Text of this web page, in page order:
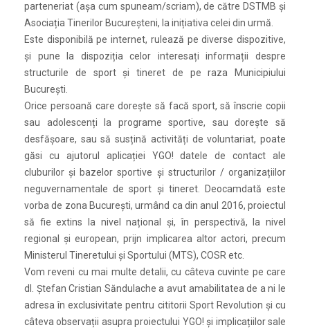
parteneriat (așa cum spuneam/scriam), de către DSTMB și
Asociația Tinerilor Bucureșteni, la inițiativa celei din urmă.
Este disponibilă pe internet, rulează pe diverse dispozitive,
și pune la dispoziția celor interesați informații despre
structurile de sport și tineret de pe raza Municipiului
București.
Orice persoană care dorește să facă sport, să înscrie copii
sau adolescenți la programe sportive, sau dorește să
desfășoare, sau să susțină activități de voluntariat, poate
găsi cu ajutorul aplicației YGO! datele de contact ale
cluburilor și bazelor sportive și structurilor / organizațiilor
neguvernamentale de sport și tineret. Deocamdată este
vorba de zona București, urmând ca din anul 2016, proiectul
să fie extins la nivel național și, în perspectivă, la nivel
regional și european, prijn implicarea altor actori, precum
Ministerul Tineretului și Sportului (MTS), COSR etc.
Vom reveni cu mai multe detalii, cu câteva cuvinte pe care
dl. Ștefan Cristian Săndulache a avut amabilitatea de a ni le
adresa în exclusivitate pentru cititorii Sport Revolution și cu
câteva observații asupra proiectului YGO! și implicațiilor sale